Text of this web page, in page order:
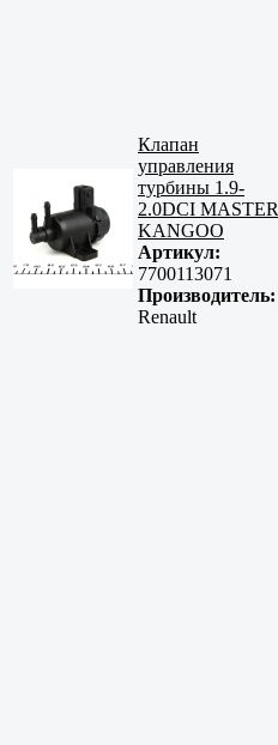
Клапан
управления
турбины 1.9-
2.0DCI MASTER
KANGOO
Артикул:
7700113071
Производитель:
Renault